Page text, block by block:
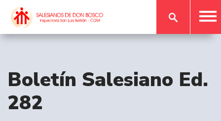
Boletín Salesiano Ed.
282